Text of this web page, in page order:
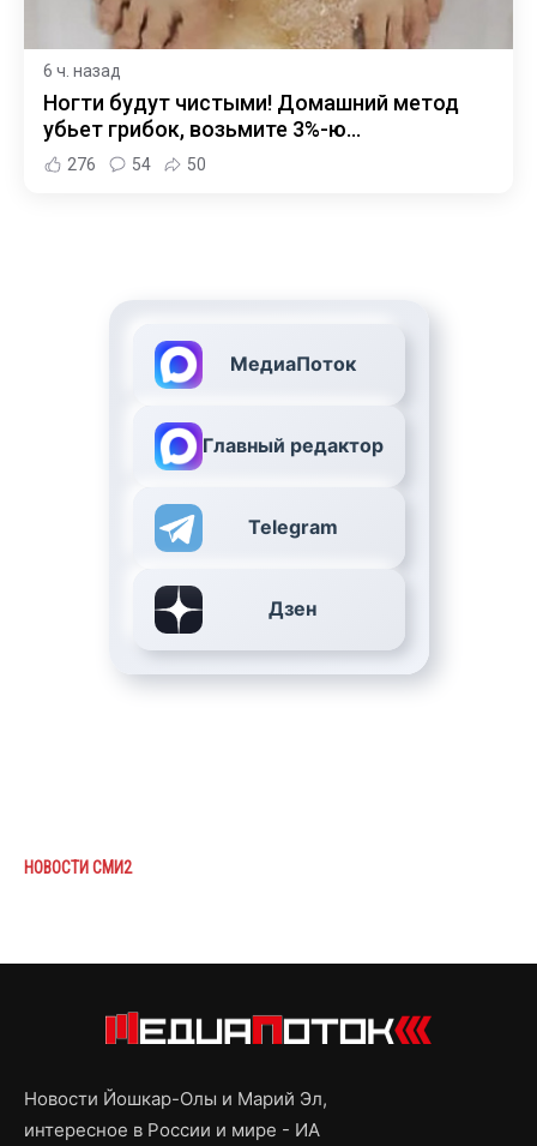
6 ч. назад
Ногти будут чистыми! Домашний метод
убьет грибок, возьмите 3%-ю…
276 54 50
МедиаПоток
Главный редактор
Telegram
Дзен
НОВОСТИ СМИ2
Новости Йошкар-Олы и Марий Эл,
интересное в России и мире - ИА